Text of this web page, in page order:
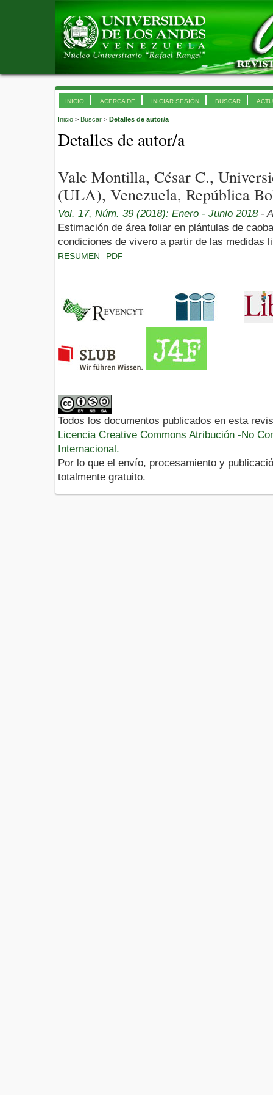
INICIO ACERCA DE INICIAR SESIÓN BUSCAR
Inicio > Buscar > Detalles de autor/a
Detalles de autor/a
Vale Montilla, César C.,
(ULA), Venezuela, República
Vol. 17, Núm. 39 (2018): Enero - Junio 2018-
Estimación de área foliar en plántulas de
condiciones de vivero a partir de las medidas
RESUMEN PDF
Todos los documentos publicados en esta
Licencia Creative Commons Atribución -No
Internacional.
Por lo que el envío, procesamiento y
totalmente gratuito.